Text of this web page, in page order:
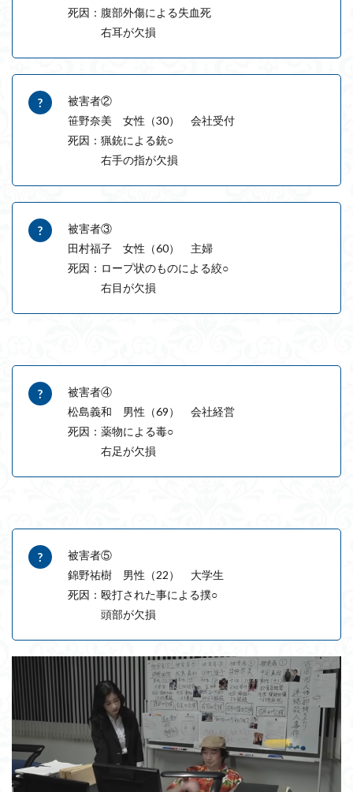
死因：腹部外傷による失血死
右耳が欠損
被害者②
笹野奈美 女性（30） 会社受付
死因：猟銃による銃○
右手の指が欠損
被害者③
田村福子 女性（60） 主婦
死因：ロープ状のものによる絞○
右目が欠損
被害者④
松島義和 男性（69） 会社経営
死因：薬物による毒○
右足が欠損
被害者⑤
錦野祐樹 男性（22） 大学生
死因：殴打された事による撲○
頭部が欠損